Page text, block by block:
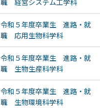
職 経営システム工学科
令和５年度卒業生 進路・就
職 応用生物科学科
令和５年度卒業生 進路・就
職 生物生産科学科
令和５年度卒業生 進路・就
職 生物環境科学科